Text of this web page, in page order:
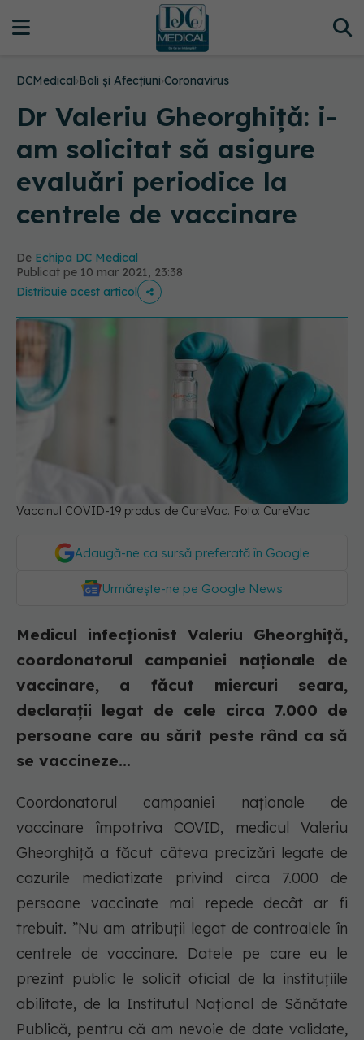
DCMedical›Boli și Afecțiuni›Coronavirus
Dr Valeriu Gheorghiță: i-
am solicitat să asigure
evaluări periodice la
centrele de vaccinare
De Echipa DC Medical
Publicat pe 10 mar 2021, 23:38
Distribuie acest articol
Vaccinul COVID-19 produs de CureVac. Foto: CureVac
Adaugă-ne ca sursă preferată în Google
Urmărește-ne pe Google News
Medicul infecționist Valeriu Gheorghiță,
coordonatorul campaniei naționale de
vaccinare, a făcut miercuri seara,
declarații legat de cele circa 7.000 de
persoane care au sărit peste rând ca să
se vaccineze...
Coordonatorul campaniei naționale de
vaccinare împotriva COVID, medicul Valeriu
Gheorghiță a făcut câteva precizări legate de
cazurile mediatizate privind circa 7.000 de
persoane vaccinate mai repede decât ar fi
trebuit. ”Nu am atribuții legat de controalele în
centrele de vaccinare. Datele pe care eu le
prezint public le solicit oficial de la instituțiile
abilitate, de la Institutul Național de Sănătate
Publică, pentru că am nevoie de date validate,